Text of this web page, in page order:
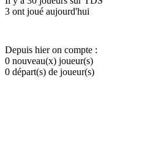
3 ont joué aujourd'hui
Depuis hier on compte :
0 nouveau(x) joueur(s)
0 départ(s) de joueur(s)